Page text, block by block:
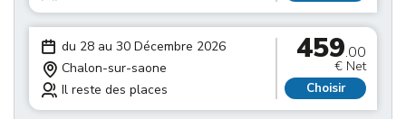
du 28 au 30 Décembre 2026
Chalon-sur-saone
Il reste des places
459.00
€ Net
Choisir